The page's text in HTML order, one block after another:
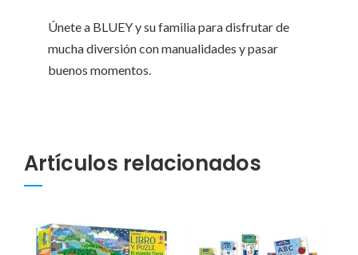
Únete a BLUEY y su familia para disfrutar de
mucha diversión con manualidades y pasar
buenos momentos.
Artículos relacionados